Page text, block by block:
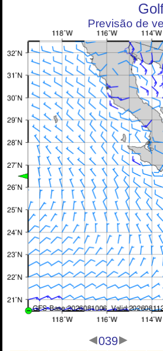
Previsão de
039